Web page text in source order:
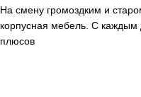
На смену громоздким и
корпусная мебель. С каждым
плюсов